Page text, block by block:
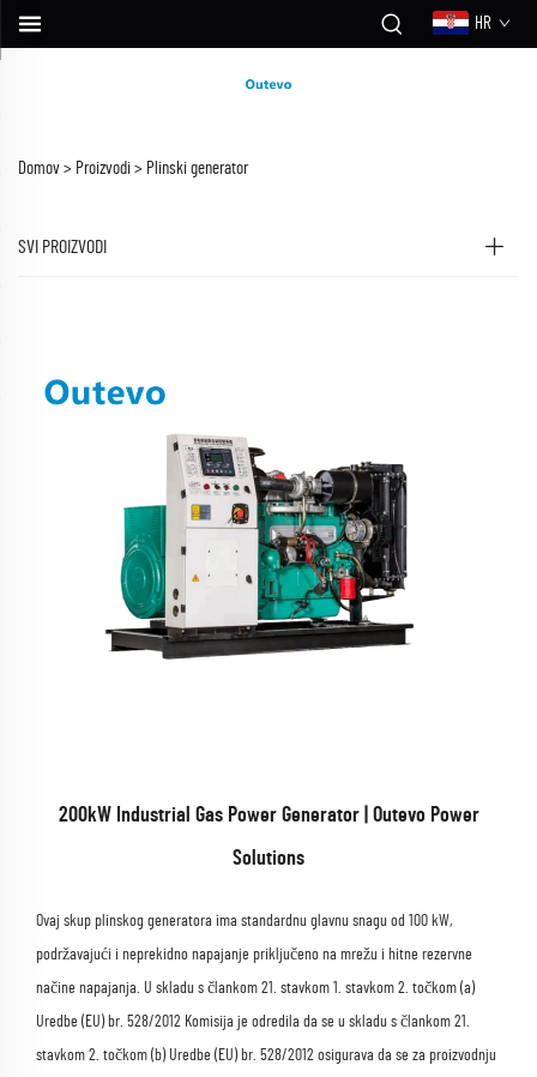
HR
Domov > Proizvodi > Plinski generator
SVI PROIZVODI
200kW Industrial Gas Power Generator | Outevo Power
Solutions
Ovaj skup plinskog generatora ima standardnu glavnu snagu od 100 kW,
podržavajući i neprekidno napajanje priključeno na mrežu i hitne rezervne
načine napajanja. U skladu s člankom 21. stavkom 1. stavkom 2. točkom (a)
Uredbe (EU) br. 528/2012 Komisija je odredila da se u skladu s člankom 21.
stavkom 2. točkom (b) Uredbe (EU) br. 528/2012 osigurava da se za proizvodnju